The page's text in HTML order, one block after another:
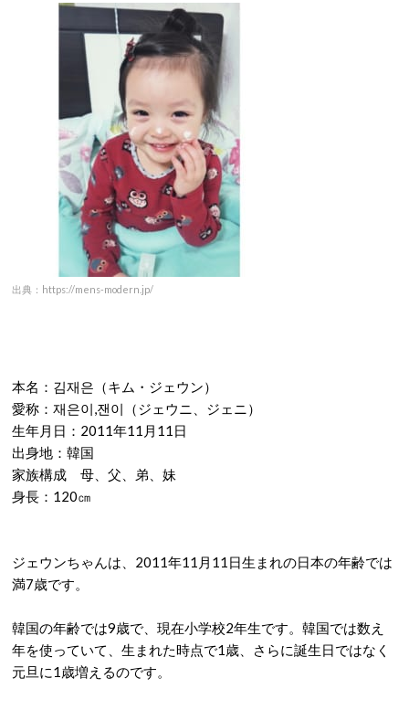
出典：https://mens-modern.jp/
本名：김재은（キム・ジェウン）
愛称：재은이,잰이（ジェウニ、ジェニ）
生年月日：2011年11月11日
出身地：韓国
家族構成 母、父、弟、妹
身長：120㎝
ジェウンちゃんは、2011年11月11日生まれの日本の年齢では
満7歳です。
韓国の年齢では9歳で、現在小学校2年生です。韓国では数え
年を使っていて、生まれた時点で1歳、さらに誕生日ではなく
元旦に1歳増えるのです。